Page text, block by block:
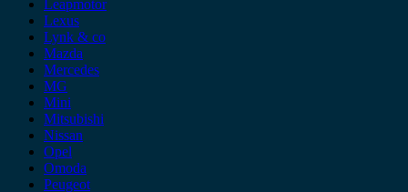
Leapmotor
Lexus
Lynk & co
Mazda
Mercedes
MG
Mini
Mitsubishi
Nissan
Opel
Omoda
Peugeot